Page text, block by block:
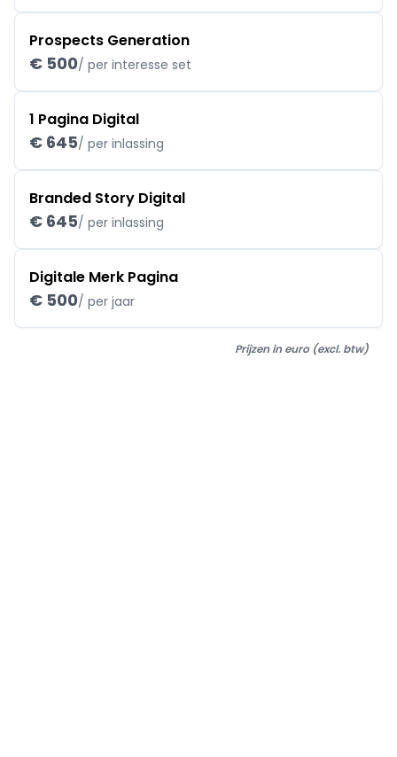
Prospects Generation
€ 500/ per interesse set
1 Pagina Digital
€ 645/ per inlassing
Branded Story Digital
€ 645/ per inlassing
Digitale Merk Pagina
€ 500/ per jaar
Prijzen in euro (excl. btw)